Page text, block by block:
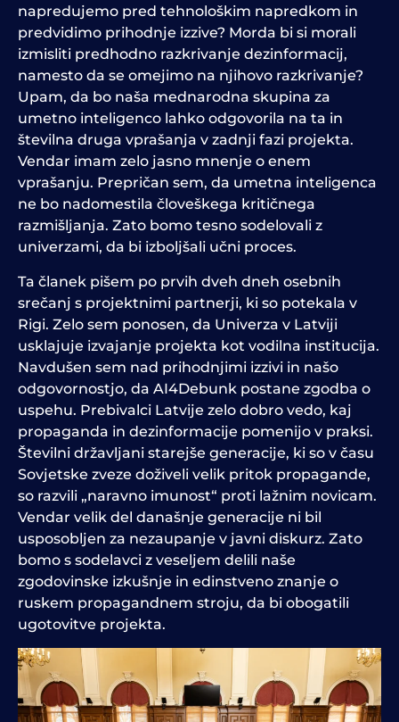
napredujemo pred tehnološkim napredkom in
predvidimo prihodnje izzive? Morda bi si morali
izmisliti predhodno razkrivanje dezinformacij,
namesto da se omejimo na njihovo razkrivanje?
Upam, da bo naša mednarodna skupina za
umetno inteligenco lahko odgovorila na ta in
številna druga vprašanja v zadnji fazi projekta.
Vendar imam zelo jasno mnenje o enem
vprašanju. Prepričan sem, da umetna inteligenca
ne bo nadomestila človeškega kritičnega
razmišljanja. Zato bomo tesno sodelovali z
univerzami, da bi izboljšali učni proces.
Ta članek pišem po prvih dveh dneh osebnih
srečanj s projektnimi partnerji, ki so potekala v
Rigi. Zelo sem ponosen, da Univerza v Latviji
usklajuje izvajanje projekta kot vodilna institucija.
Navdušen sem nad prihodnjimi izzivi in našo
odgovornostjo, da AI4Debunk postane zgodba o
uspehu. Prebivalci Latvije zelo dobro vedo, kaj
propaganda in dezinformacije pomenijo v praksi.
Številni državljani starejše generacije, ki so v času
Sovjetske zveze doživeli velik pritok propagande,
so razvili „naravno imunost“ proti lažnim novicam.
Vendar velik del današnje generacije ni bil
usposobljen za nezaupanje v javni diskurz. Zato
bomo s sodelavci z veseljem delili naše
zgodovinske izkušnje in edinstveno znanje o
ruskem propagandnem stroju, da bi obogatili
ugotovitve projekta.